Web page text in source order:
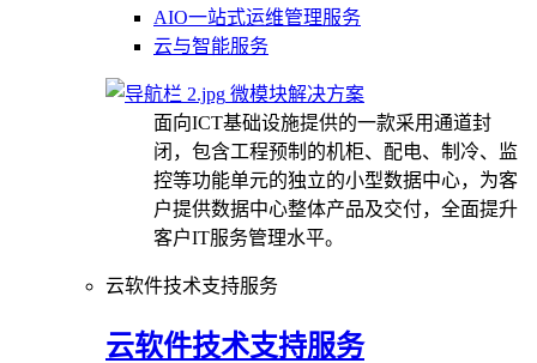
AIO一站式运维管理服务
云与智能服务
微模块解决方案
面向ICT基础设施提供的一款采用通道封
闭，包含工程预制的机柜、配电、制冷、监
控等功能单元的独立的小型数据中心，为客
户提供数据中心整体产品及交付，全面提升
客户IT服务管理水平。
云软件技术支持服务
云软件技术支持服务